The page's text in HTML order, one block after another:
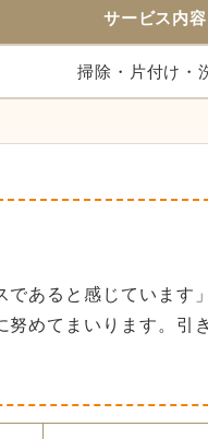
サービス内容
掃除・片付け・
あると感じています
めてまいります。引